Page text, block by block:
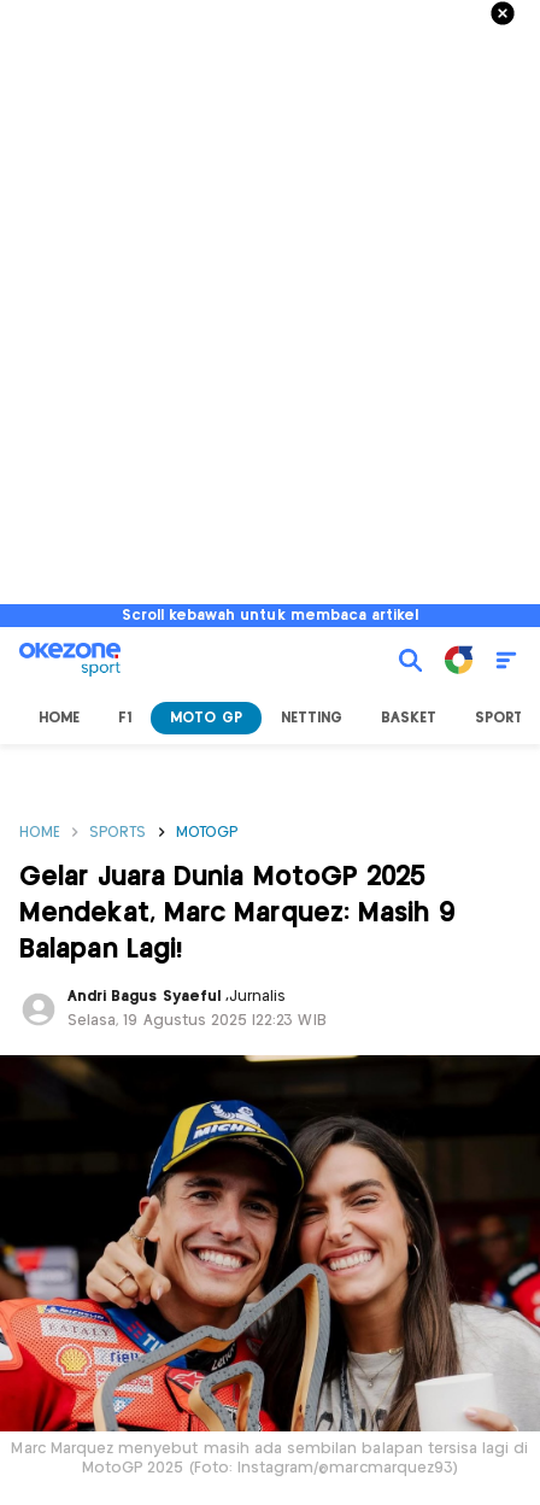
Scroll kebawah untuk membaca artikel
HOME F1 MOTO GP NETTING BASKET SPORT
HOME SPORTS MOTOGP
Gelar Juara Dunia MotoGP 2025
Mendekat, Marc Marquez: Masih 9
Balapan Lagi!
Andri Bagus Syaeful ,Jurnalis
Selasa, 19 Agustus 2025 |22:23 WIB
Marc Marquez menyebut masih ada sembilan balapan tersisa lagi di
MotoGP 2025 (Foto: Instagram/@marcmarquez93)